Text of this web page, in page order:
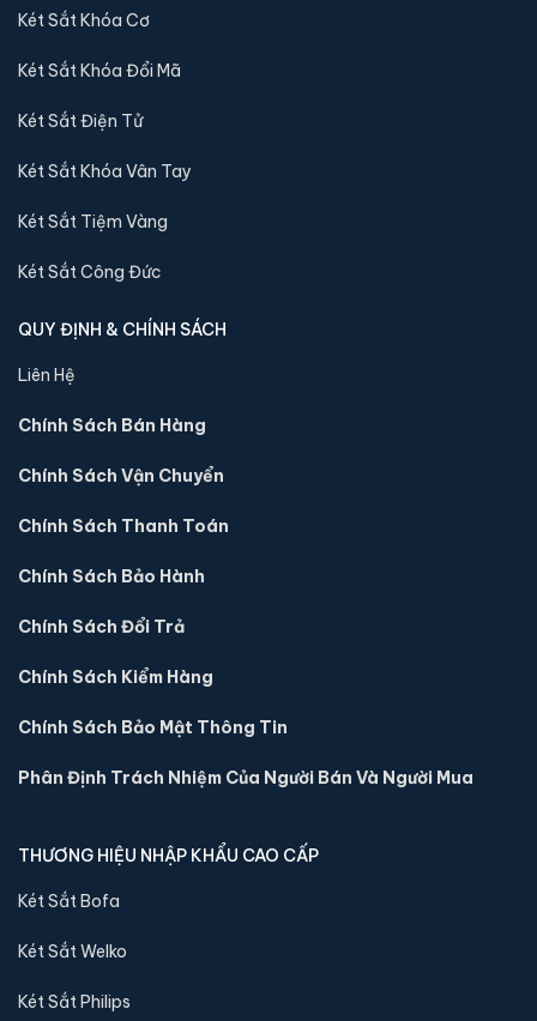
nhập khẩu 88 sẽ báo lại và chuyển kho còn sản phẩm
tới quý khách
Video về sản phẩm Két sắt Philips VALIS-
PRO-V vân tay màu gold chính hãng:
Khám phá thêm các mẫu thuộc dòng
sánh kích thước, công nghệ khoá và mức giá trước khi đặt
Két sắt Philips SBX301-BC vân tay chính hãng
Két Sắt Khóa Cơ
Két Sắt Khóa Đổi Mã
Két Sắt Điện Tử
Két Sắt Khóa Vân Tay
Két Sắt Tiệm Vàng
Két Sắt Công Đức
QUY ĐỊNH & CHÍNH SÁCH
Liên Hệ
Chính Sách Bán Hàng
Chính Sách Vận Chuyển
Chính Sách Thanh Toán
Chính Sách Bảo Hành
Chính Sách Đổi Trả
Chính Sách Kiểm Hàng
Chính Sách Bảo Mật Thông Tin
Phân Định Trách Nhiệm Của Người Bán Và Người Mua
THƯƠNG HIỆU NHẬP KHẨU CAO CẤP
Két Sắt Bofa
Két Sắt Welko
Két Sắt Philips